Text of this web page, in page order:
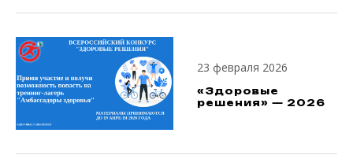
23 февраля 2026
«Здоровые
решения» — 2026